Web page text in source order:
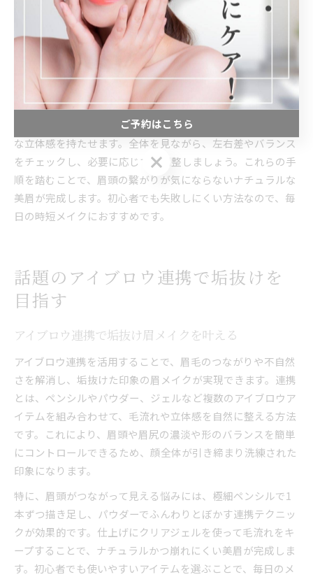
眉毛が繋がって見えないための具体的な手順を解説します。
まず、スクリューブラシで眉毛全体を整え、パウダーを眉頭
から眉尻に向かって薄くのせていきます。次に、ペンシルで
足りない部分を1本ずつ描き足し、眉頭は極力薄く仕上げる
ことが大切です。
仕上げにクリアジェルや眉マスカラで毛流れを固定し、自然
な立体感を持たせます。全体を見ながら、左右差やバランス
をチェックし、必要に応じて微調整しましょう。これらの手
順を踏むことで、眉頭の繋がりが気にならないナチュラルな
美眉が完成します。初心者でも失敗しにくい方法なので、毎
日の時短メイクにおすすめです。
話題のアイブロウ連携で垢抜けを
目指す
アイブロウ連携で垢抜け眉メイクを叶える
アイブロウ連携を活用することで、眉毛のつながりや不自然
さを解消し、垢抜けた印象の眉メイクが実現できます。連携
とは、ペンシルやパウダー、ジェルなど複数のアイブロウア
イテムを組み合わせて、毛流れや立体感を自然に整える方法
です。これにより、眉頭や眉尻の濃淡や形のバランスを簡単
にコントロールできるため、顔全体が引き締まり洗練された
印象になります。
特に、眉頭がつながって見える悩みには、極細ペンシルで1
本ずつ描き足し、パウダーでふんわりとぼかす連携テクニッ
クが効果的です。仕上げにクリアジェルを使って毛流れをキ
ープすることで、ナチュラルかつ崩れにくい美眉が完成しま
す。初心者でも使いやすいアイテムを選ぶことで、毎日のメ
ご予約はこちら
ご予約はこちら